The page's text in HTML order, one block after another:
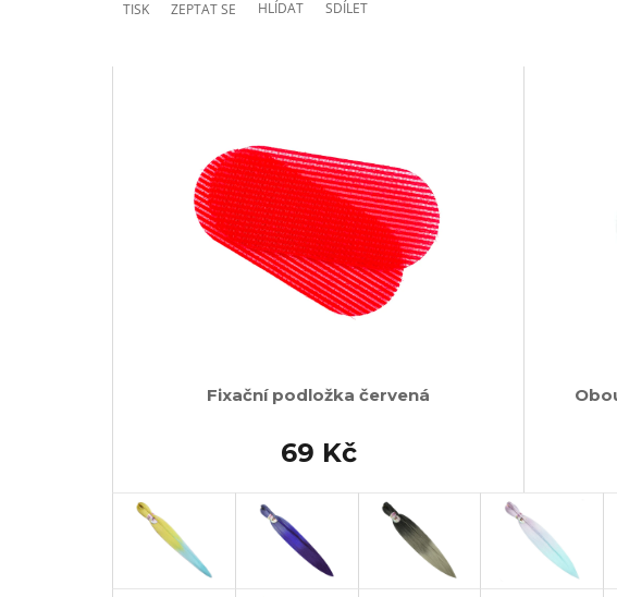
TISK ZEPTAT SE HLÍDAT SDÍLET
Fixační podložka červená
69 Kč